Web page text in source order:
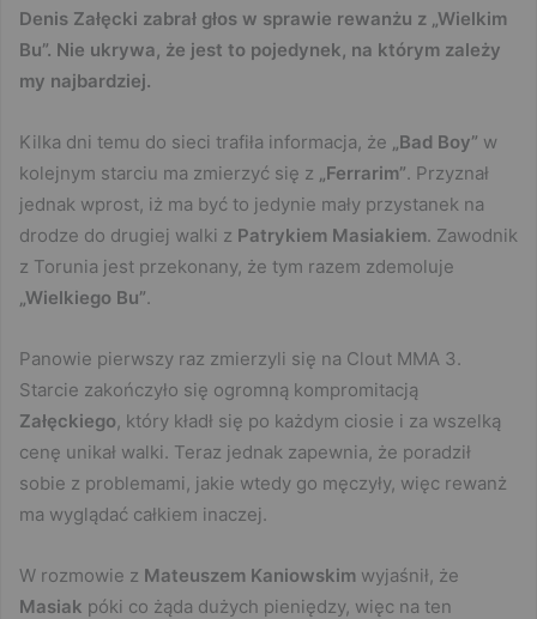
Denis Załęcki zabrał głos w sprawie rewanżu z „Wielkim
Bu”. Nie ukrywa, że jest to pojedynek, na którym zależy
my najbardziej.
Kilka dni temu do sieci trafiła informacja, że „Bad Boy” w
kolejnym starciu ma zmierzyć się z „Ferrarim”. Przyznał
jednak wprost, iż ma być to jedynie mały przystanek na
drodze do drugiej walki z Patrykiem Masiakiem. Zawodnik
z Torunia jest przekonany, że tym razem zdemoluje
„Wielkiego Bu”.
Panowie pierwszy raz zmierzyli się na Clout MMA 3.
Starcie zakończyło się ogromną kompromitacją
Załęckiego, który kładł się po każdym ciosie i za wszelką
cenę unikał walki. Teraz jednak zapewnia, że poradził
sobie z problemami, jakie wtedy go męczyły, więc rewanż
ma wyglądać całkiem inaczej.
W rozmowie z Mateuszem Kaniowskim wyjaśnił, że
Masiak póki co żąda dużych pieniędzy, więc na ten